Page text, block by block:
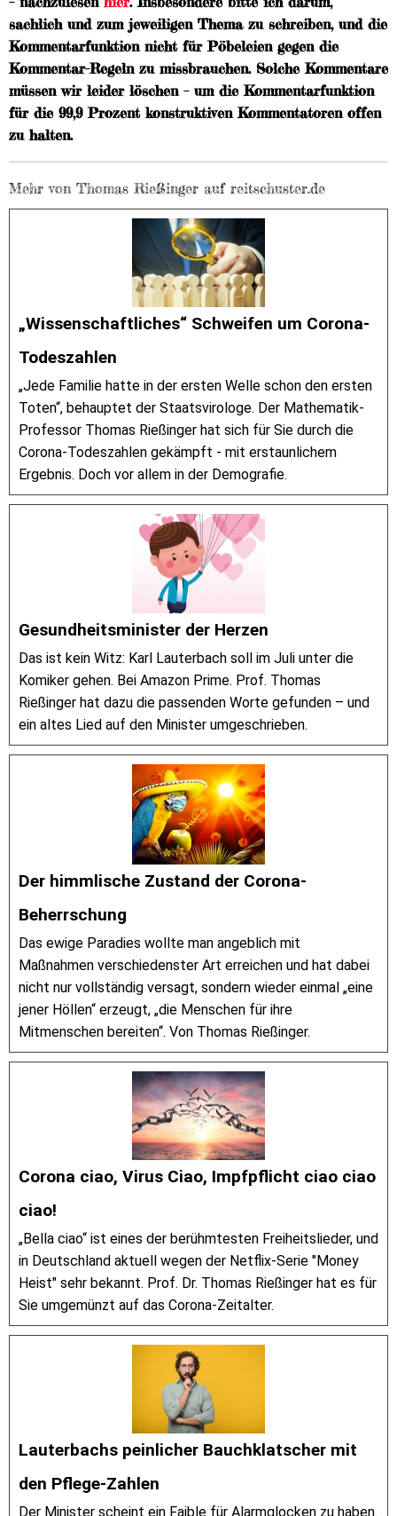
sachlich und zum jeweiligen Thema zu schreiben, und die
Kommentarfunktion nicht für Pöbeleien gegen die
Kommentar-Regeln zu missbrauchen. Solche Kommentare
müssen wir leider löschen – um die Kommentarfunktion
für die 99,9 Prozent konstruktiven Kommentatoren offen
zu halten.
Mehr von Thomas Rießinger auf reitschuster.de
„Wissenschaftliches“ Schweifen um Corona-
Todeszahlen
„Jede Familie hatte in der ersten Welle schon den ersten
Toten“, behauptet der Staatsvirologe. Der Mathematik-
Professor Thomas Rießinger hat sich für Sie durch die
Corona-Todeszahlen gekämpft - mit erstaunlichem
Ergebnis. Doch vor allem in der Demografie.
Gesundheitsminister der Herzen
Das ist kein Witz: Karl Lauterbach soll im Juli unter die
Komiker gehen. Bei Amazon Prime. Prof. Thomas
Rießinger hat dazu die passenden Worte gefunden – und
ein altes Lied auf den Minister umgeschrieben.
Der himmlische Zustand der Corona-
Beherrschung
Das ewige Paradies wollte man angeblich mit
Maßnahmen verschiedenster Art erreichen und hat dabei
nicht nur vollständig versagt, sondern wieder einmal „eine
jener Höllen“ erzeugt, „die Menschen für ihre
Mitmenschen bereiten“. Von Thomas Rießinger.
Corona ciao, Virus Ciao, Impfpflicht ciao ciao
ciao!
„Bella ciao“ ist eines der berühmtesten Freiheitslieder, und
in Deutschland aktuell wegen der Netflix-Serie "Money
Heist" sehr bekannt. Prof. Dr. Thomas Rießinger hat es für
Sie umgemünzt auf das Corona-Zeitalter.
Lauterbachs peinlicher Bauchklatscher mit
den Pflege-Zahlen
Der Minister scheint ein Faible für Alarmglocken zu haben.